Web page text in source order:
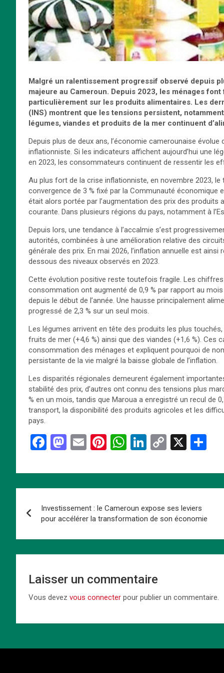
Malgré un ralentissement progressif observé depuis
majeure au Cameroun. Depuis 2023, les ménages
particulièrement sur les produits alimentaires. Les
(INS) montrent que les tensions persistent,
légumes, viandes et produits de la mer continuent
Depuis plus de deux ans, l’économie camerounaise
inflationniste. Si les indicateurs affichent aujourd’hui une
en 2023, les consommateurs continuent de ressentir les
Au plus fort de la crise inflationniste, en novembre 2023, le
convergence de 3 % fixé par la Communauté économique
était alors portée par l’augmentation des prix des
courante. Dans plusieurs régions du pays, notamment à
Depuis lors, une tendance à l’accalmie s’est
autorités, combinées à une amélioration relative des
générale des prix. En mai 2026, l’inflation annuelle est
dessous des niveaux observés en 2023.
Cette évolution positive reste toutefois fragile. Les chiffres
consommation ont augmenté de 0,9 % par rapport au
depuis le début de l’année. Une hausse principalement
progressé de 2,3 % sur un seul mois.
Les légumes arrivent en tête des produits les plus
fruits de mer (+4,6 %) ainsi que des viandes (+1,6 %).
consommation des ménages et expliquent pourquoi de
persistante de la vie malgré la baisse globale de l’inflation.
Les disparités régionales demeurent également
stabilité des prix, d’autres ont connu des tensions plus
% en un mois, tandis que Maroua a enregistré un recul de
transport, la disponibilité des produits agricoles et les
pays.
F
ce
b
o
o
k
M
st
o
d
o
n
E
ail
Pi
er
es
t
W
at
s
A
p
p
Li
ke
dI
n
C
py
Li
n
k
X
ta
g
de
l’article
Investissement : le Cameroun expose ses leviers
pour accélérer la transformation de son économie
Laisser un commentaire
Vous devez vous connecter pour publier un commentaire.